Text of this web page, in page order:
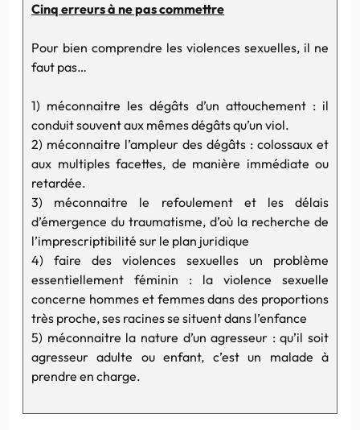
Cinq erreurs à ne pas commettre
Pour bien comprendre les violences sexuelles, il ne
faut pas…
1) méconnaitre les dégâts d’un attouchement : il
conduit souvent aux mêmes dégâts qu’un viol.
2) méconnaitre l’ampleur des dégâts : colossaux et
aux multiples facettes, de manière immédiate ou
retardée.
3) méconnaitre le refoulement et les délais
d’émergence du traumatisme, d’où la recherche de
l’imprescriptibilité sur le plan juridique
4) faire des violences sexuelles un problème
essentiellement féminin : la violence sexuelle
concerne hommes et femmes dans des proportions
très proche, ses racines se situent dans l’enfance
5) méconnaitre la nature d’un agresseur : qu’il soit
agresseur adulte ou enfant, c’est un malade à
prendre en charge.